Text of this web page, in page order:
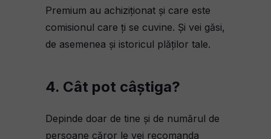
4. Cât pot câștiga?
Depinde doar de tine și de numărul de
persoane căror le vei recomanda
Premium au achiziționat și care este
comisionul care ți se cuvine. Și vei găsi,
de asemenea și istoricul plăților tale.